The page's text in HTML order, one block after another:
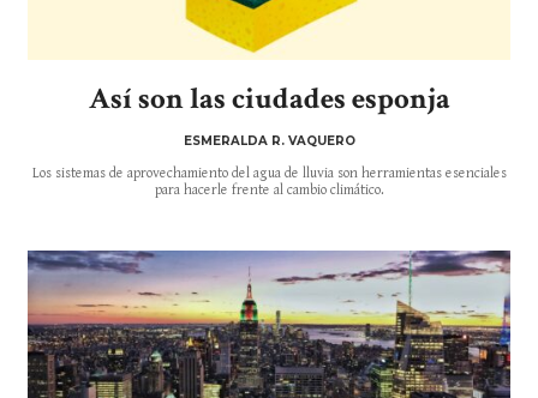
Así son las ciudades esponja
ESMERALDA R. VAQUERO
Los sistemas de aprovechamiento del agua de lluvia son herramientas esenciales
para hacerle frente al cambio climático.